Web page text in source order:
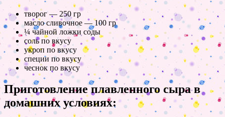
творог — 250 гр
масло сливочное — 100 гр
¼ чайной ложки соды
соль по вкусу
укроп по вкусу
специи по вкусу
чеснок по вкусу
Приготовление плавленного сыра в
домашних условиях: